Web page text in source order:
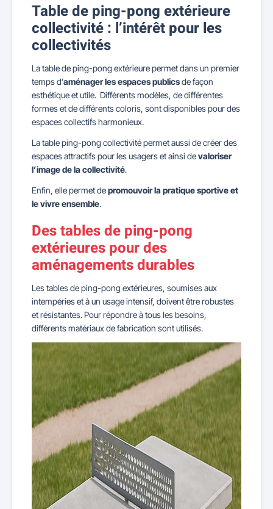
Table de ping-pong extérieure
collectivité : l’intérêt pour les
collectivités
La table de ping-pong extérieure permet dans un premier
temps d’aménager les espaces publicsde façon
esthétique et utile. Différents modèles, de différentes
formes et de différents coloris, sont disponibles pour des
espaces collectifs harmonieux.
La table ping-pong collectivité permet aussi de créer des
espaces attractifs pour les usagers et ainsi devaloriser
l’image de la collectivité.
Enfin, elle permet depromouvoir la pratique sportive et
le vivre ensemble.
Des tables de ping-pong
extérieures pour des
aménagements durables
Les tables de ping-pong extérieures, soumises aux
intempéries et à un usage intensif, doivent être robustes
et résistantes. Pour répondre à tous les besoins,
différents matériaux de fabrication sont utilisés.